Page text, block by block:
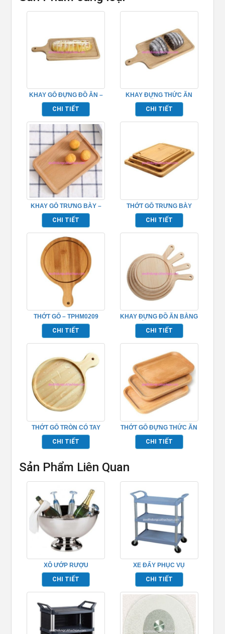
KHAY GỖ ĐỰNG ĐỒ ĂN –
TPHM0204
CHI TIẾT
KHAY ĐỰNG THỨC ĂN
BẰNG GỖ – TPHM0205
CHI TIẾT
KHAY GỖ TRƯNG BÀY –
TPHM0218
CHI TIẾT
THỚT GỖ TRƯNG BÀY
40CM – TPHM0221
CHI TIẾT
THỚT GỖ – TPHM0209
CHI TIẾT
KHAY ĐỰNG ĐỒ ĂN BẰNG
GỖ – TPHM0211
CHI TIẾT
THỚT GỖ TRÒN CÓ TAY
CẦM – TPHM0208
CHI TIẾT
THỚT GỖ ĐỰNG THỨC ĂN
– TPHM0216
CHI TIẾT
Sản Phẩm Liên Quan
XÔ ƯỚP RƯỢU
CHAMPAGNE – TP697076
CHI TIẾT
XE ĐẨY PHỤC VỤ
TP680101
CHI TIẾT